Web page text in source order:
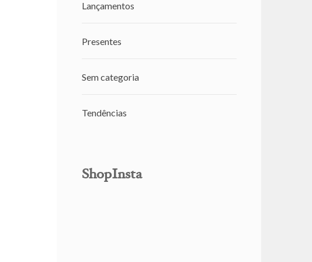
Lançamentos
Presentes
Sem categoria
Tendências
ShopInsta